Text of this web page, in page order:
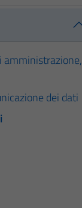
amministrazione,
dei dati